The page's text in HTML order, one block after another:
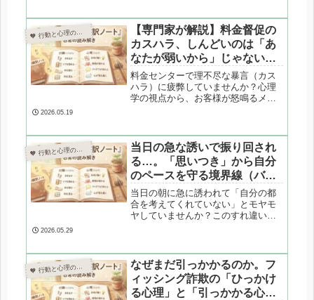
心理を解剖し、あなたの心と仕事を
守る3つの実践的なコミュニケーショ
ン防衛術を解説します。
 行動と心理の翻訳ノート
【専門家が解説】料金督促の
カスハラ、しんどいのは「あ
なたが弱いから」じゃない。
心理と防衛術、辞めどきのサ
イン
料金センターで理不尽な暴言（カス
ハラ）に疲弊していませんか？心理
学の視点から、お客様が怒鳴るメカ
と、心が壊れる前に絶対に見逃して
はいけない「転職を考えるべき4つの
サイン」を解説します。
2026.05.19
 行動と心理の翻訳ノート
当日の急な誘いで振り回され
る…。「思いつき」から自分
のペースを守る境界線（バウ
ンダリー）の引き方
当日の朝に急に誘われて「自分の都
合を考えてくれていない」とモヤモ
ヤしていませんか？このすれ違いは
の分離」や、相手を傷つけずに断る
境界線（バウンダリー）の引き方を
専門的に解説します。
2026.05.29
 行動と心理の翻訳ノート
なぜまだ引っかかるのか。フ
ィッシング詐欺の「ひっかけ
る心理」と「引っかかる心